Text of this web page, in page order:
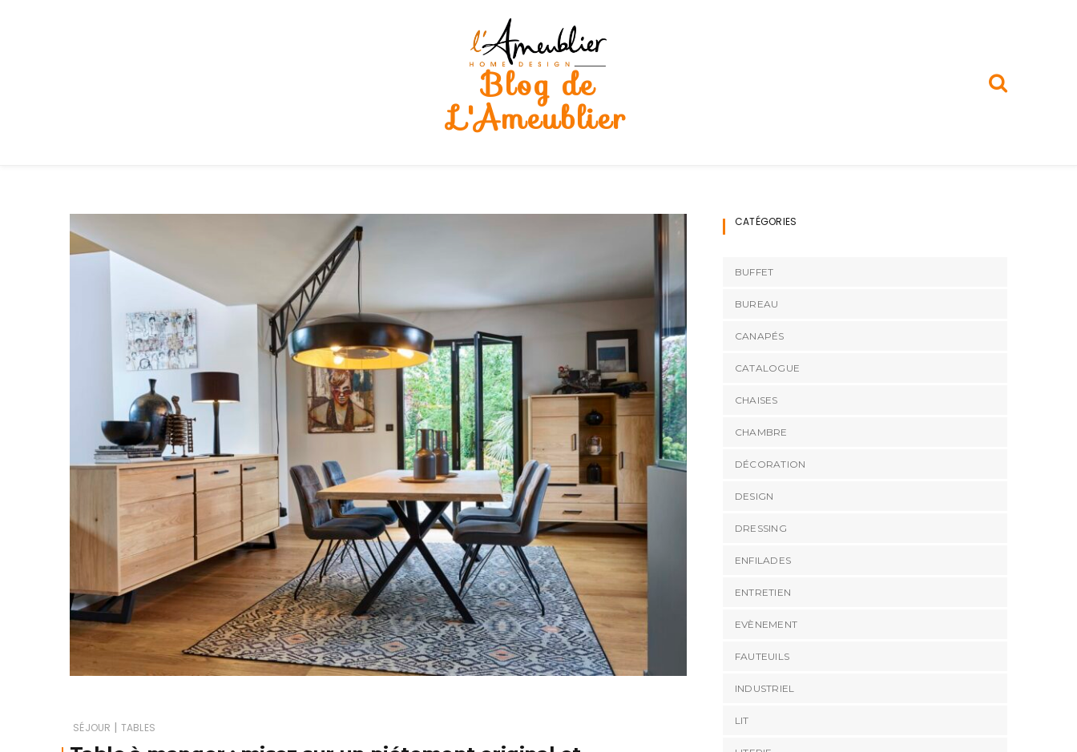
Blog de
L'Ameublier
SÉJOUR | TABLES
CATÉGORIES
BUFFET
BUREAU
CANAPÉS
CATALOGUE
CHAISES
CHAMBRE
DÉCORATION
DESIGN
DRESSING
ENFILADES
ENTRETIEN
EVÈNEMENT
FAUTEUILS
INDUSTRIEL
LIT